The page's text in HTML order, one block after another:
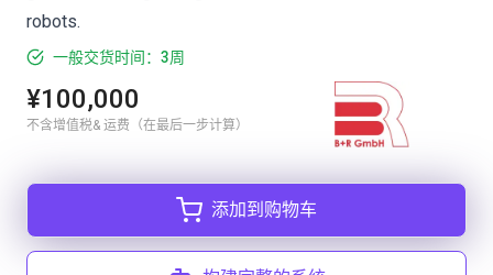
robots.
一般交货时间：3周
¥100,000
不含增值税& 运费（在最后一步计算）
添加到购物车